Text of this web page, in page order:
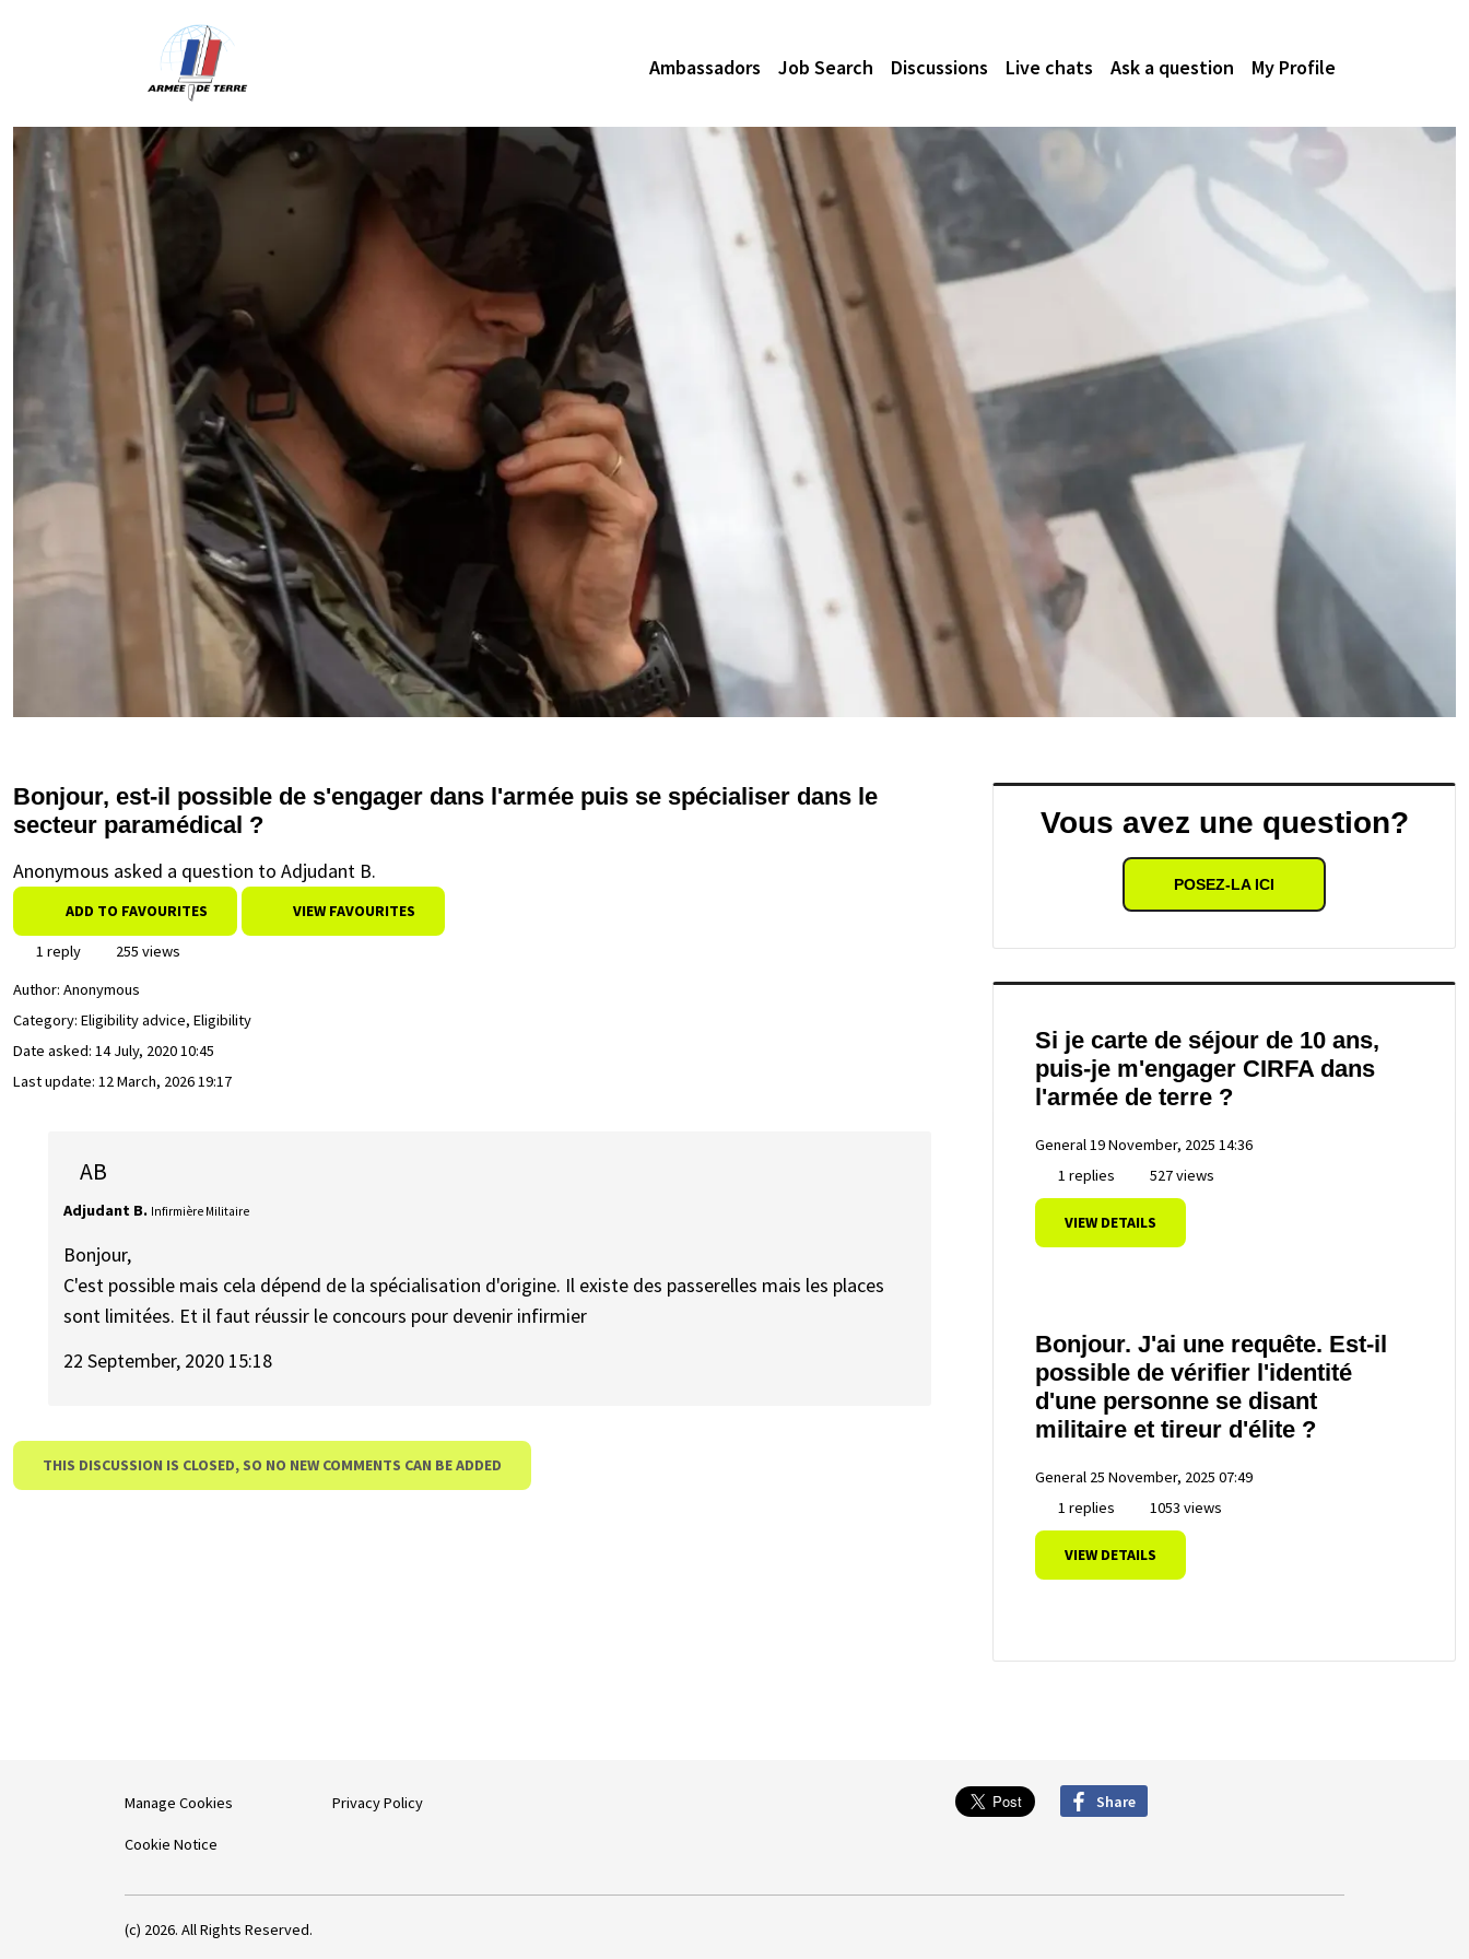
Ambassadors Job Search Discussions Live chats Ask a question My Profile
Bonjour, est-il possible de s'engager dans l'armée puis se spécialiser dans le
secteur paramédical ?
Anonymous asked a question to Adjudant B.
ADD TO FAVOURITES VIEW FAVOURITES
1 reply
255 views
Author: Anonymous
Category: Eligibility advice, Eligibility
Date asked: 14 July, 2020 10:45
Last update: 12 March, 2026 19:17
AB
Adjudant B. Infirmière Militaire
Bonjour,
C'est possible mais cela dépend de la spécialisation d'origine. Il existe des passerelles mais les places
sont limitées. Et il faut réussir le concours pour devenir infirmier
22 September, 2020 15:18
THIS DISCUSSION IS CLOSED, SO NO NEW COMMENTS CAN BE ADDED
Vous avez une question?
POSEZ-LA ICI
Si je carte de séjour de 10 ans,
puis-je m'engager CIRFA dans
l'armée de terre ?
General19 November, 2025 14:36
1 replies
527 views
VIEW DETAILS
Bonjour. J'ai une requête. Est-il
possible de vérifier l'identité
d'une personne se disant
militaire et tireur d'élite ?
General 25 November, 2025 07:49
1 replies
1053 views
VIEW DETAILS
Manage Cookies
Cookie Notice
Privacy Policy Share
(c) 2026. All Rights Reserved.